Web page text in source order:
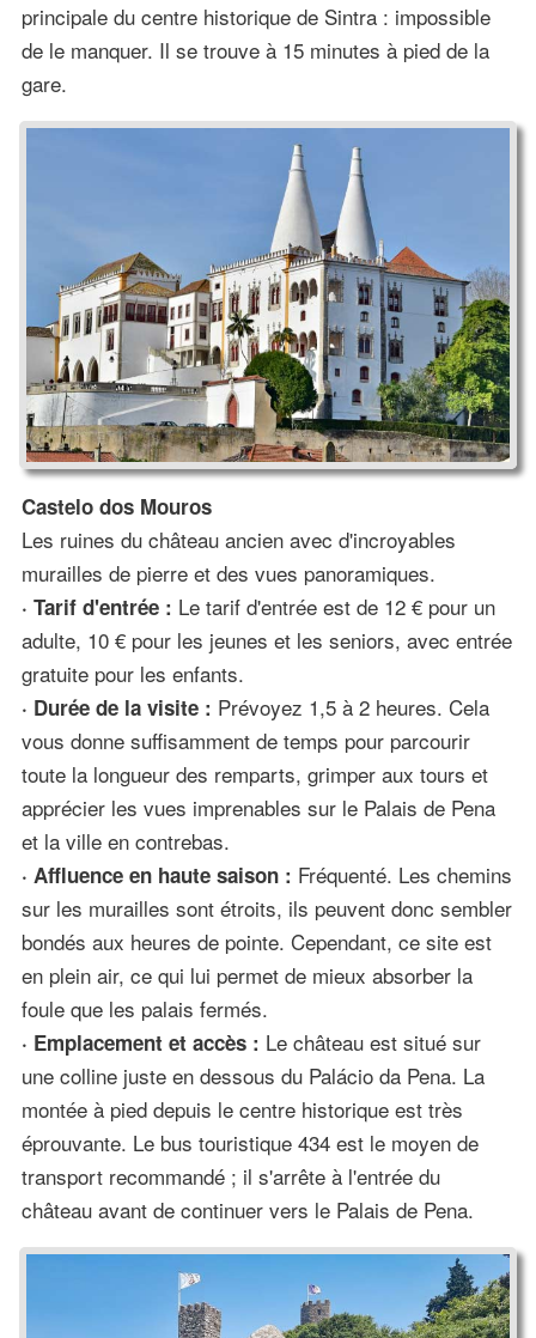
principale du centre historique de Sintra : impossible
de le manquer. Il se trouve à 15 minutes à pied de la
gare.
Castelo dos Mouros
Les ruines du château ancien avec d'incroyables
murailles de pierre et des vues panoramiques.
· Tarif d'entrée : Le tarif d'entrée est de 12 € pour un
adulte, 10 € pour les jeunes et les seniors, avec entrée
gratuite pour les enfants.
· Durée de la visite : Prévoyez 1,5 à 2 heures. Cela
vous donne suffisamment de temps pour parcourir
toute la longueur des remparts, grimper aux tours et
apprécier les vues imprenables sur le Palais de Pena
et la ville en contrebas.
· Affluence en haute saison : Fréquenté. Les chemins
sur les murailles sont étroits, ils peuvent donc sembler
bondés aux heures de pointe. Cependant, ce site est
en plein air, ce qui lui permet de mieux absorber la
foule que les palais fermés.
· Emplacement et accès : Le château est situé sur
une colline juste en dessous du Palácio da Pena. La
montée à pied depuis le centre historique est très
éprouvante. Le bus touristique 434 est le moyen de
transport recommandé ; il s'arrête à l'entrée du
château avant de continuer vers le Palais de Pena.